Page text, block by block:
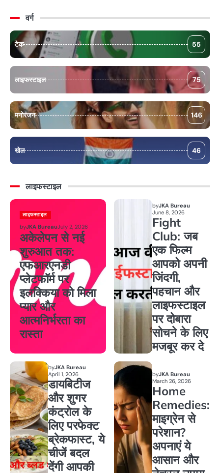
वर्ग
टेक 55
लाइफस्टाइल 75
मनोरंजन 146
खेल 46
लाइफस्टाइल
लाइफस्टाइल
byJKA BureauJuly 2, 2026
अकेलेपन से नई
शुरुआत तक:
एफआरएनडी
प्लेटफॉर्म पर
इलक्किया को मिला
प्यार और
आत्मनिर्भरता का
रास्ता
byJKA Bureau
June 8, 2026
Fight
Club: जब
एक फिल्म
आपको अपनी
जिंदगी,
पहचान और
लाइफस्टाइल
पर दोबारा
सोचने के लिए
मजबूर कर दे
byJKA Bureau
April 1, 2026
डायबिटीज
और शुगर
कंट्रोल के
लिए परफेक्ट
ब्रेकफास्ट, ये
चीजें बदल
देंगी आपकी
byJKA Bureau
March 26, 2026
Home
Remedies:
माइग्रेन से
परेशान?
अपनाएं ये
आसान और